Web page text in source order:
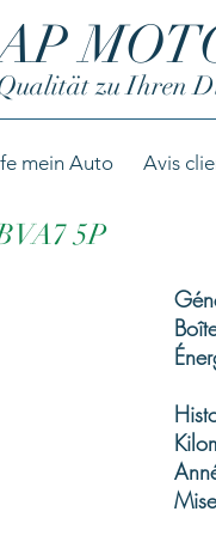
zu Ihren
mein Auto Avis
5P